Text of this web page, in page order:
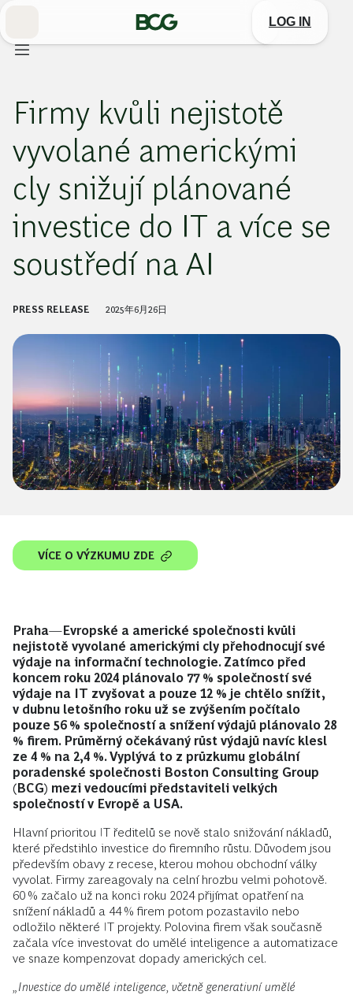
Main
LOG IN
Firmy kvůli nejistotě
vyvolané americkými
cly snižují plánované
investice do IT a více se
soustředí na AI
PRESS RELEASE 2025年6月26日
VÍCE O VÝZKUMU ZDE
Praha— Evropské a americké společnosti kvůli
nejistotě vyvolané americkými cly přehodnocují své
výdaje na informační technologie. Zatímco před
koncem roku 2024 plánovalo 77 % společností své
výdaje na IT zvyšovat a pouze 12 % je chtělo snížit,
v dubnu letošního roku už se zvýšením počítalo
pouze 56 % společností a snížení výdajů plánovalo 28
% firem. Průměrný očekávaný růst výdajů navíc klesl
ze 4 % na 2,4 %. Vyplývá to z průzkumu globální
poradenské společnosti Boston Consulting Group
(BCG) mezi vedoucími představiteli velkých
společností v Evropě a USA.
Hlavní prioritou IT ředitelů se nově stalo snižování nákladů,
které předstihlo investice do firemního růstu. Důvodem jsou
především obavy z recese, kterou mohou obchodní války
vyvolat. Firmy zareagovaly na celní hrozbu velmi pohotově.
60 % začalo už na konci roku 2024 přijímat opatření na
snížení nákladů a 44 % firem potom pozastavilo nebo
odložilo některé IT projekty. Polovina firem však současně
začala více investovat do umělé inteligence a automatizace
ve snaze kompenzovat dopady amerických cel.
„Investice do umělé inteligence, včetně generativní umělé